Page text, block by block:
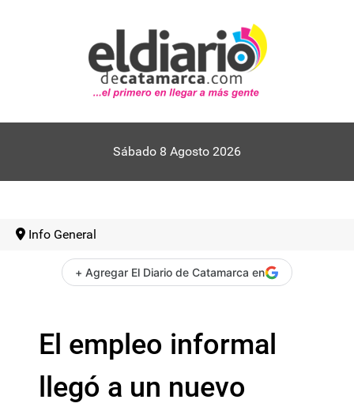
Sábado 8 Agosto 2026
Info General
+ Agregar El Diario de Catamarca en
El empleo informal
llegó a un nuevo